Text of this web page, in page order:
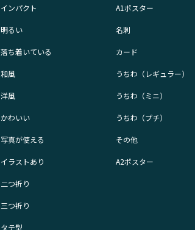
インパクト
明るい
落ち着いている
和風
洋風
かわいい
写真が使える
イラストあり
二つ折り
三つ折り
タテ型
A1ポスター
名刺
カード
うちわ（レギュラー）
うちわ（ミニ）
うちわ（プチ）
その他
A2ポスター